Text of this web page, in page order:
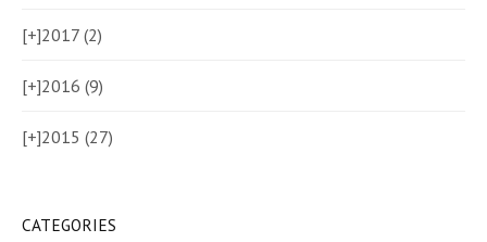
[+]2017 (2)
[+]2016 (9)
[+]2015 (27)
CATEGORIES